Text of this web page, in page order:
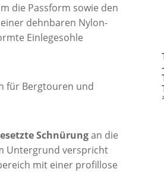
die Passform sowie den
dehnbaren Nylon-
Einlegesohle
Schnürungan die
Untergrund verspricht
mit einer profillose
-